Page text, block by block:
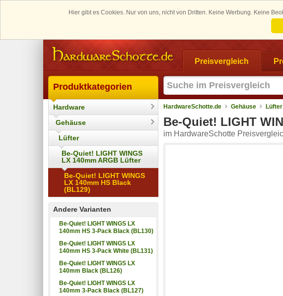
Hier gibt es Cookies. Nur von uns, nicht von Dritten. Keine Werbung. Keine
Preisvergleich
Produktkategorien
Hardware
Gehäuse
Lüfter
Be-Quiet! LIGHT WINGS
LX 140mm ARGB Lüfter
Be-Quiet! LIGHT WINGS
LX 140mm HS Black
(BL129)
Andere Varianten
Be-Quiet! LIGHT WINGS LX
140mm HS 3-Pack Black (BL130)
Be-Quiet! LIGHT WINGS LX
140mm HS 3-Pack White (BL131)
Be-Quiet! LIGHT WINGS LX
140mm Black (BL126)
Be-Quiet! LIGHT WINGS LX
140mm 3-Pack Black (BL127)
HardwareSchotte.de Gehäuse Lüfter
Be-Quiet! LIGHT
im HardwareSchotte